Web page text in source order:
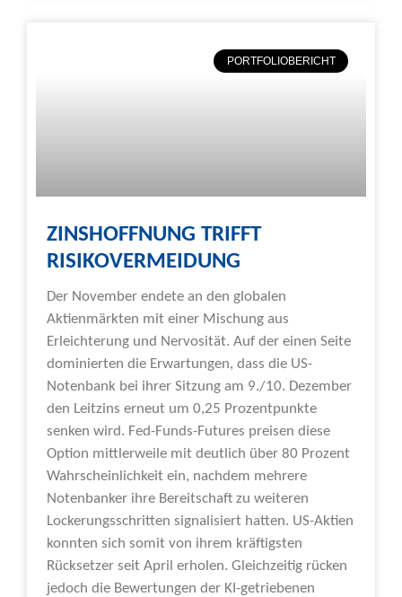
PORTFOLIOBERICHT
ZINSHOFFNUNG TRIFFT
RISIKOVERMEIDUNG
Der November endete an den globalen
Aktienmärkten mit einer Mischung aus
Erleichterung und Nervosität. Auf der einen Seite
dominierten die Erwartungen, dass die US-
Notenbank bei ihrer Sitzung am 9./10. Dezember
den Leitzins erneut um 0,25 Prozentpunkte
senken wird. Fed-Funds-Futures preisen diese
Option mittlerweile mit deutlich über 80 Prozent
Wahrscheinlichkeit ein, nachdem mehrere
Notenbanker ihre Bereitschaft zu weiteren
Lockerungsschritten signalisiert hatten. US-Aktien
konnten sich somit von ihrem kräftigsten
Rücksetzer seit April erholen. Gleichzeitig rücken
jedoch die Bewertungen der KI-getriebenen